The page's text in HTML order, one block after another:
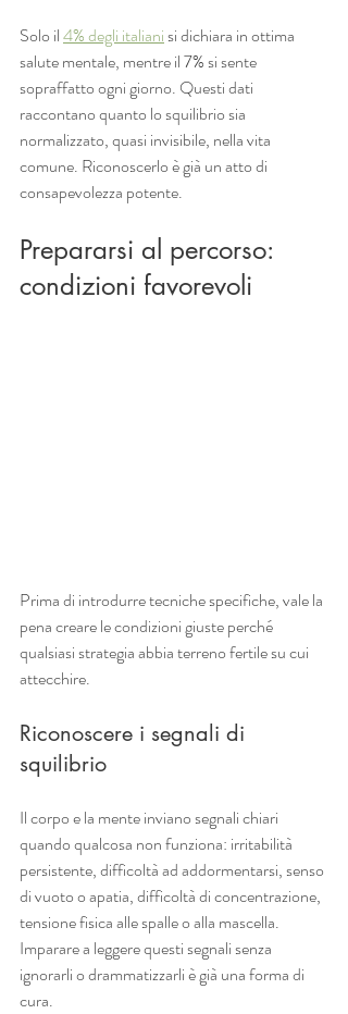
Solo il 4% degli italiani si dichiara in ottima
salute mentale, mentre il 7% si sente
sopraffatto ogni giorno. Questi dati
raccontano quanto lo squilibrio sia
normalizzato, quasi invisibile, nella vita
comune. Riconoscerlo è già un atto di
consapevolezza potente.
Prepararsi al percorso:
condizioni favorevoli
Prima di introdurre tecniche specifiche, vale la
pena creare le condizioni giuste perché
qualsiasi strategia abbia terreno fertile su cui
attecchire.
Riconoscere i segnali di
squilibrio
Il corpo e la mente inviano segnali chiari
quando qualcosa non funziona: irritabilità
persistente, difficoltà ad addormentarsi, senso
di vuoto o apatia, difficoltà di concentrazione,
tensione fisica alle spalle o alla mascella.
Imparare a leggere questi segnali senza
ignorarli o drammatizzarli è già una forma di
cura.